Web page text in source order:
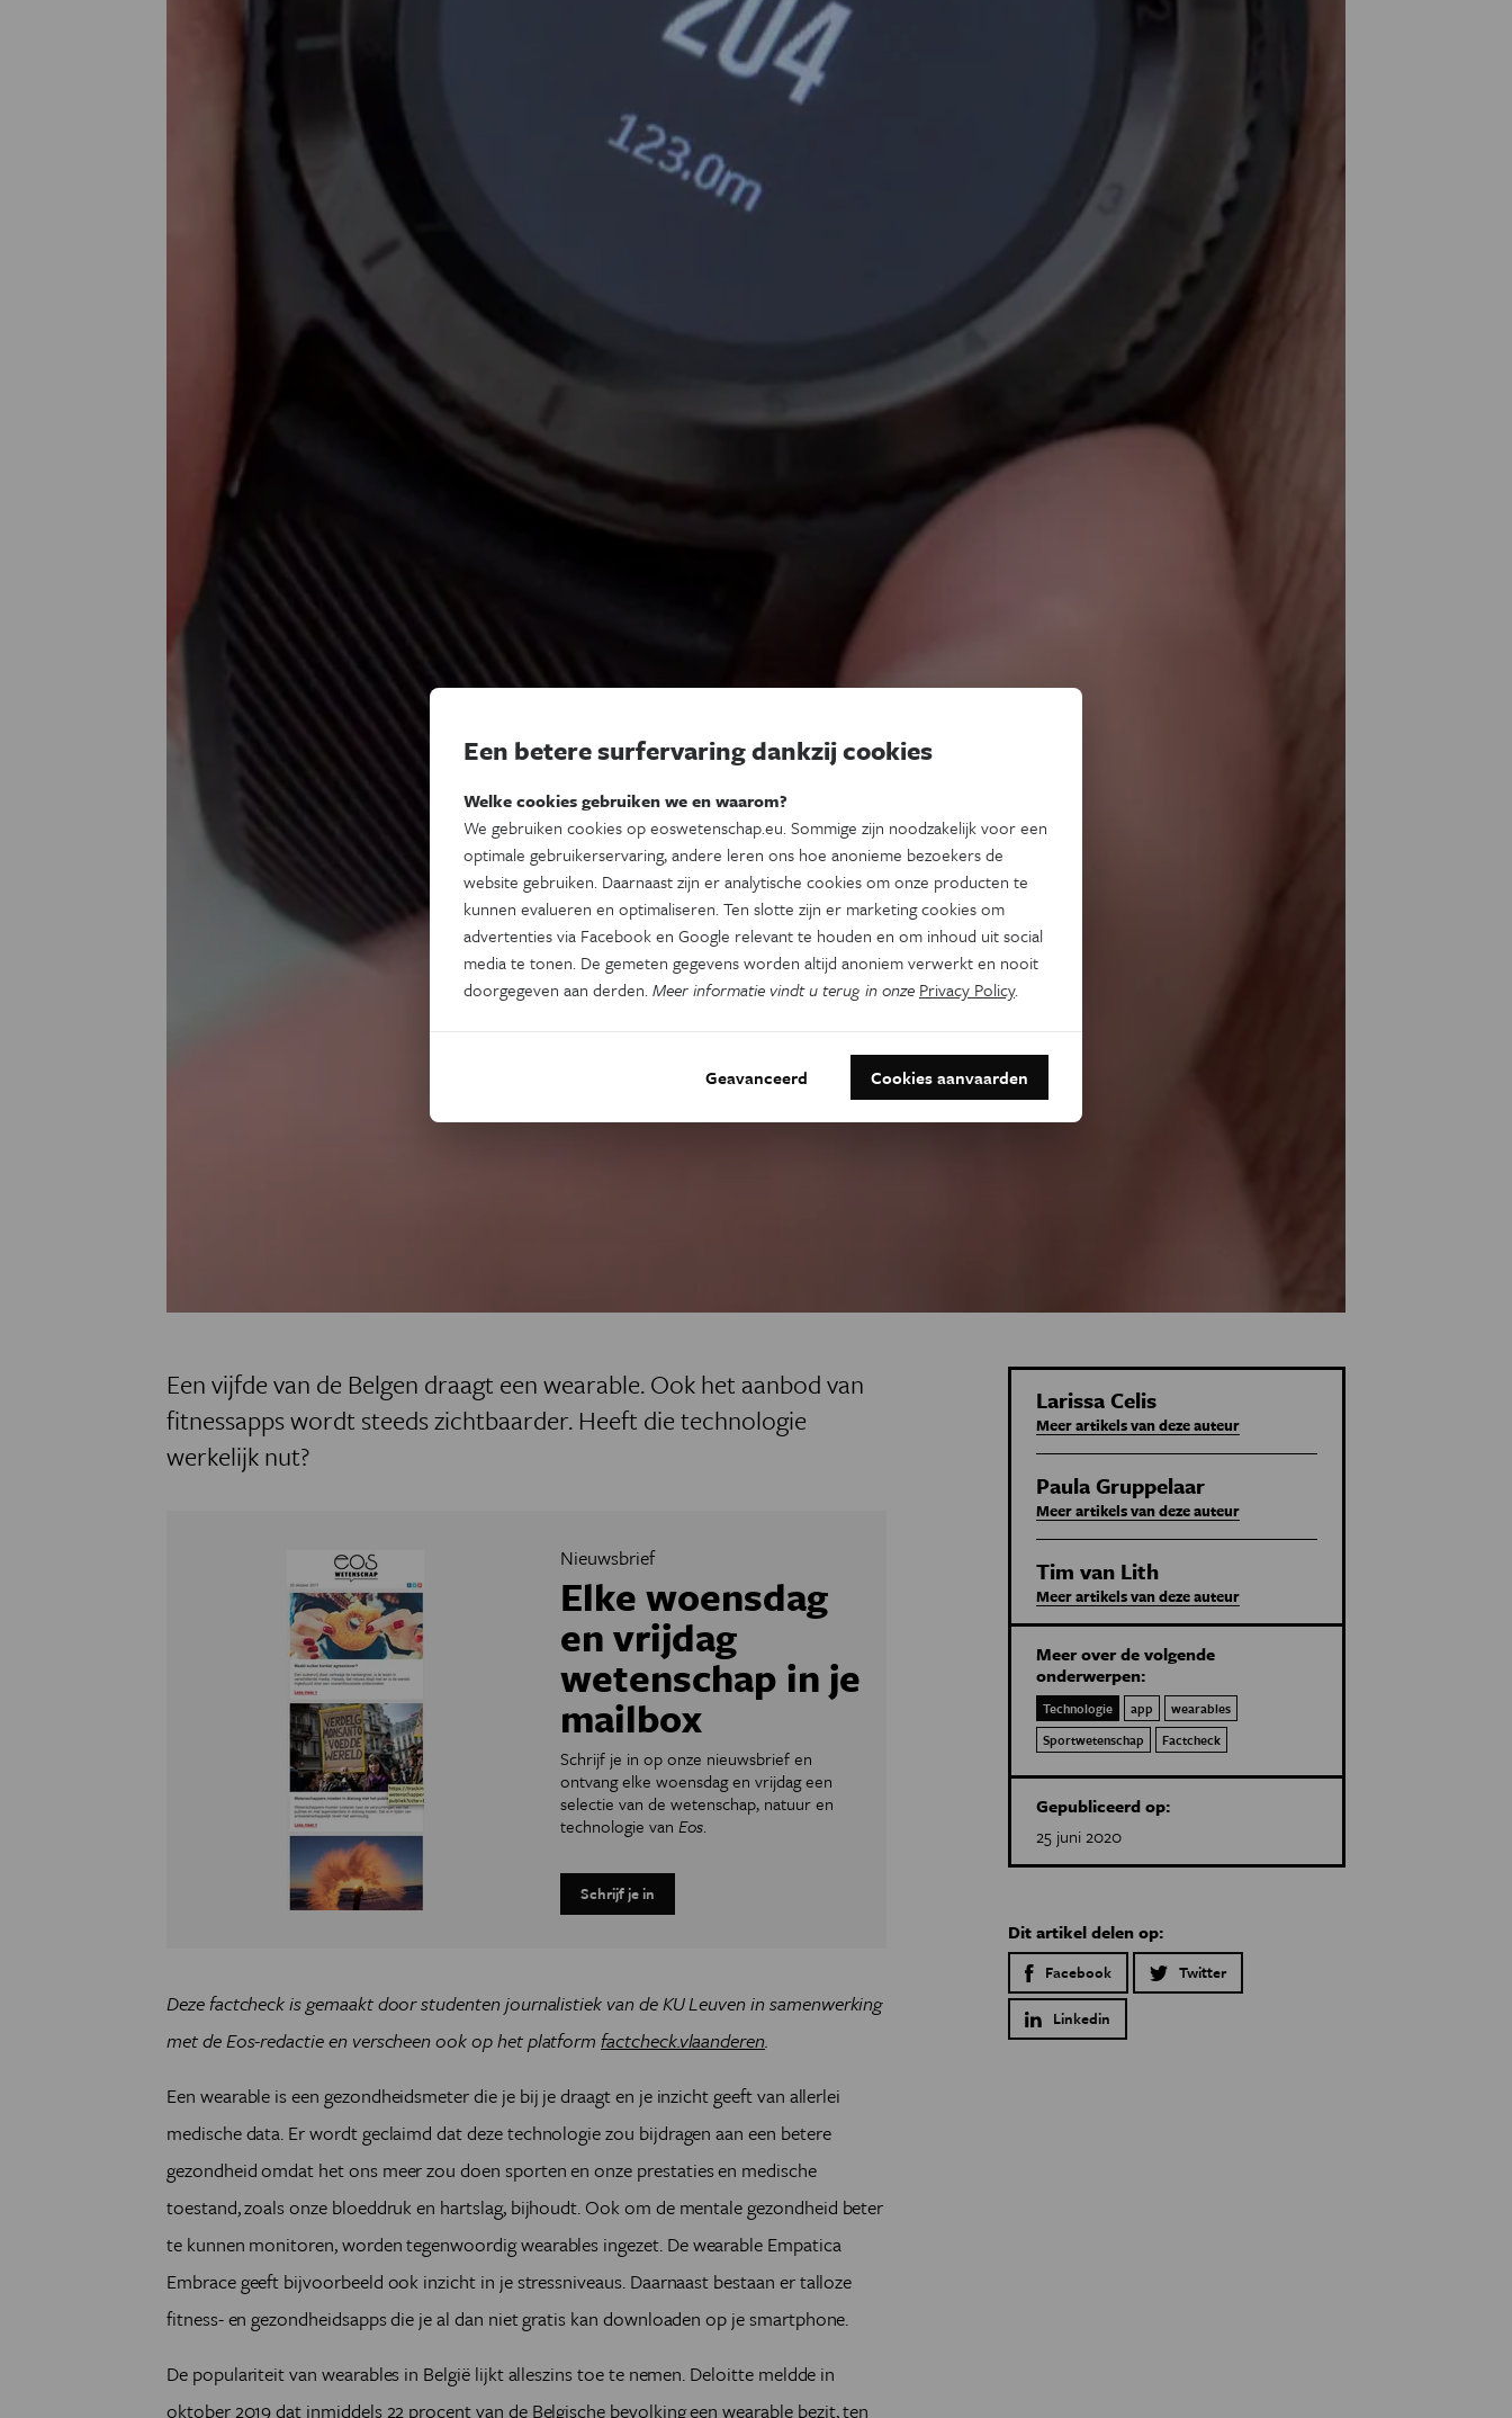
Een vijfde van de Belgen draagt een wearable. Ook het aanbod van
fitnessapps wordt steeds zichtbaarder. Heeft die technologie
werkelijk nut?
Nieuwsbrief
Elke woensdag
en vrijdag
wetenschap in je
mailbox
Schrijf je in op onze nieuwsbrief en
ontvang elke woensdag en vrijdag een
selectie van de wetenschap, natuur en
technologie van Eos.
Schrijf je in
Deze factcheck is gemaakt door studenten journalistiek van de KU Leuven in samenwerking
met de Eos-redactie en verscheen ook op het platformfactcheck.vlaanderen.
Een wearable is een gezondheidsmeter die je bij je draagt en je inzicht geeft van allerlei
medische data. Er wordt geclaimd dat deze technologie zou bijdragen aan een betere
gezondheid omdat het ons meer zou doen sporten en onze prestaties en medische
toestand, zoals onze bloeddruk en hartslag, bijhoudt. Ook om de mentale gezondheid beter
te kunnen monitoren, worden tegenwoordig wearables ingezet. De wearable Empatica
Embrace geeft bijvoorbeeld ook inzicht in je stressniveaus. Daarnaast bestaan er talloze
fitness- en gezondheidsapps die je al dan niet gratis kan downloaden op je smartphone.
De populariteit van wearables in België lijkt alleszins toe te nemen. Deloitte meldde in
oktober 2019 dat inmiddels 22 procent van de Belgische bevolking een wearable bezit, ten
Larissa Celis
Meer artikels van deze auteur
Paula Gruppelaar
Meer artikels van deze auteur
Tim van Lith
Meer artikels van deze auteur
Meer over de volgende
onderwerpen:
Technologie app
wearables
Sportwetenschap
Factcheck
Gepubliceerd op:
25 juni 2020
Dit artikel delen op:
Facebook Twitter
Linkedin
Een betere surfervaring dankzij cookies
Welke cookies gebruiken we en waarom?
We gebruiken cookies op eoswetenschap.eu. Sommige zijn noodzakelijk voor een
optimale gebruikerservaring, andere leren ons hoe anonieme bezoekers de
website gebruiken. Daarnaast zijn er analytische cookies om onze producten te
kunnen evalueren en optimaliseren. Ten slotte zijn er marketing cookies om
advertenties via Facebook en Google relevant te houden en om inhoud uit social
media te tonen. De gemeten gegevens worden altijd anoniem verwerkt en nooit
doorgegeven aan derden.Meer informatie vindt u terug in onze Privacy Policy.
Geavanceerd Cookies aanvaarden